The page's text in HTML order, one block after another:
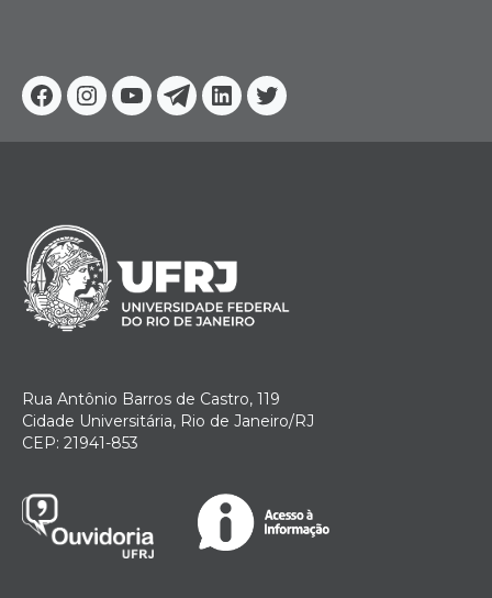
Facebook
Instagram
YoutubeTelegram
Linkedin
Twitter
Rua Antônio Barros de Castro, 119
Cidade Universitária, Rio de Janeiro/RJ
CEP: 21941-853